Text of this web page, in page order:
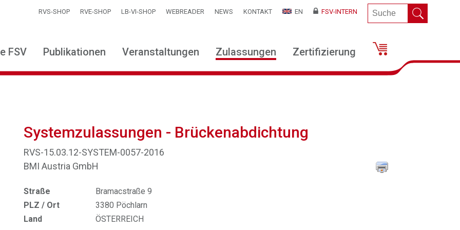
RVS-SHOP RVE-SHOP LB-VI-SHOP WEBREADER NEWS KONTAKT EN FSV-INTERN
FSV Publikationen Veranstaltungen Zulassungen Zertifizierung
Systemzulassungen - Brückenabdichtung
RVS-15.03.12-SYSTEM-0057-2016
BMI Austria GmbH
Straße
Bramacstraße 9
PLZ / Ort
3380 Pöchlarn
Land
ÖSTERREICH